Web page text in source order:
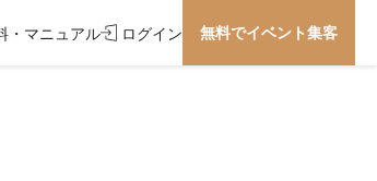
・マニュアル ログイン 無料でイベント集客